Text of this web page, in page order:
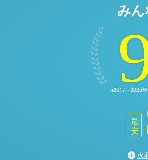
みん
※2017～2025
最
安
火